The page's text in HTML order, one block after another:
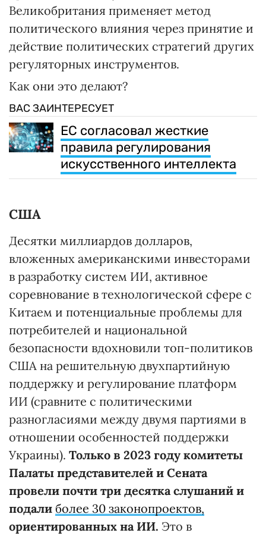
Великобритания применяет метод
политического влияния через принятие и
действие политических стратегий других
регуляторных инструментов.
Как они это делают?
ВАС ЗАИНТЕРЕСУЕТ
ЕС согласовал жесткие
правила регулирования
искусственного интеллекта
США
Десятки миллиардов долларов,
вложенных американскими инвесторами
в разработку систем ИИ, активное
соревнование в технологической сфере с
Китаем и потенциальные проблемы для
потребителей и национальной
безопасности вдохновили топ-политиков
США на решительную двухпартийную
поддержку и регулирование платформ
ИИ (сравните с политическими
разногласиями между двумя партиями в
отношении особенностей поддержки
Украины). Только в 2023 году комитеты
Палаты представителей и Сената
провели почти три десятка слушаний и
подали более 30 законопроектов,
ориентированных на ИИ. Это в